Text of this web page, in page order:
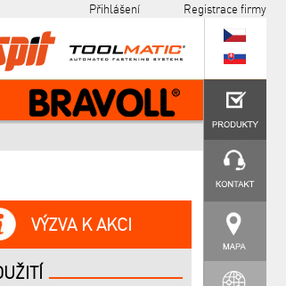
Přihlášení
Registrace firmy
VÝZVA K AKCI